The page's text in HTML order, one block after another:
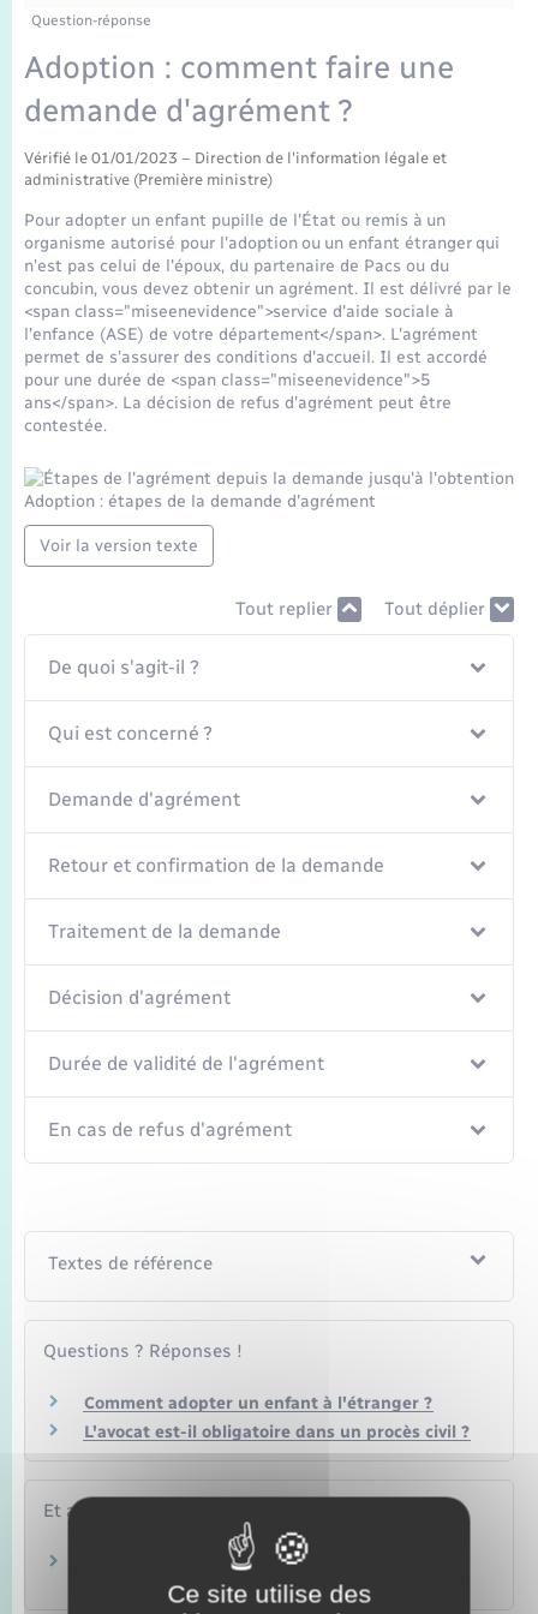
Etat-civil - Papiers - Citoyenneté
Mariage – PACS
Parrainage civil
Recensement
Loisirs
Nouvel habitant
Numérique
Organisation d’événement
Sécurité - Prévention
Seniors
Transports scolaires
Voirie et espace public
Travaux - Autorisation d’occupation de l’espace
Compétences
Plan interactif
Présentation de la commune
Publications
La Communauté de communes
Question-réponse
Adoption : comment faire une
demande d'agrément ?
Vérifié le 01/01/2023 – Direction de l'information légale et
administrative (Première ministre)
Pour adopter un enfant pupille de l'État ou remis à un
organisme autorisé pour l'adoption ou un enfant étranger qui
n'est pas celui de l'époux, du partenaire de Pacs ou du
concubin, vous devez obtenir un agrément. Il est délivré par le
<span class="miseenevidence">service d'aide sociale à
l'enfance (ASE) de votre département</span>. L'agrément
permet de s'assurer des conditions d'accueil. Il est accordé
pour une durée de <span class="miseenevidence">5
ans</span>. La décision de refus d'agrément peut être
contestée.
Adoption : étapes de la demande d'agrément
Voir la version texte
Tout replier Tout déplier
De quoi s'agit-il ?
Qui est concerné ?
Demande d'agrément
Retour et confirmation de la demande
Traitement de la demande
Décision d'agrément
Durée de validité de l'agrément
En cas de refus d'agrément
Textes de référence
Questions ? Réponses !
Comment adopter un enfant à l'étranger ?
L'avocat est-il obligatoire dans un procès civil ?
Et aussi
Famille – ScolaritéCe site utilise des